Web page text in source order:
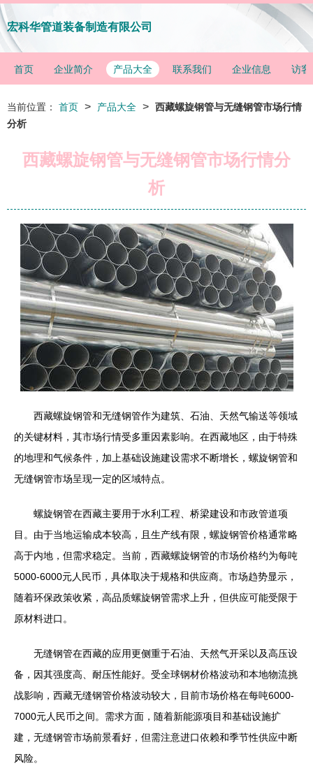
宏科华管道装备制造有限公司
首页 企业简介 产品大全 联系我们 企业信息 访客
当前位置： 首页 > 产品大全 > 西藏螺旋钢管与无缝钢管市场行情
分析
西藏螺旋钢管与无缝钢管市场行情分
析
西藏螺旋钢管和无缝钢管作为建筑、石油、天然气输送等领域
的关键材料，其市场行情受多重因素影响。在西藏地区，由于特殊
的地理和气候条件，加上基础设施建设需求不断增长，螺旋钢管和
无缝钢管市场呈现一定的区域特点。
螺旋钢管在西藏主要用于水利工程、桥梁建设和市政管道项
目。由于当地运输成本较高，且生产线有限，螺旋钢管价格通常略
高于内地，但需求稳定。当前，西藏螺旋钢管的市场价格约为每吨
5000-6000元人民币，具体取决于规格和供应商。市场趋势显示，
随着环保政策收紧，高品质螺旋钢管需求上升，但供应可能受限于
原材料进口。
无缝钢管在西藏的应用更侧重于石油、天然气开采以及高压设
备，因其强度高、耐压性能好。受全球钢材价格波动和本地物流挑
战影响，西藏无缝钢管价格波动较大，目前市场价格在每吨6000-
7000元人民币之间。需求方面，随着新能源项目和基础设施扩
建，无缝钢管市场前景看好，但需注意进口依赖和季节性供应中断
风险。